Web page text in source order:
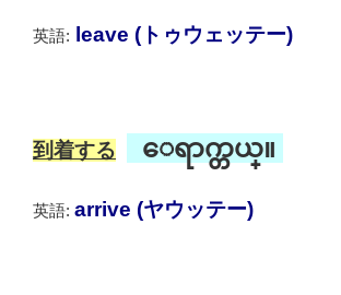
英語: leave (トゥウェッテー)
到着する ေရာက္တယ္။
英語: arrive (ヤウッテー)